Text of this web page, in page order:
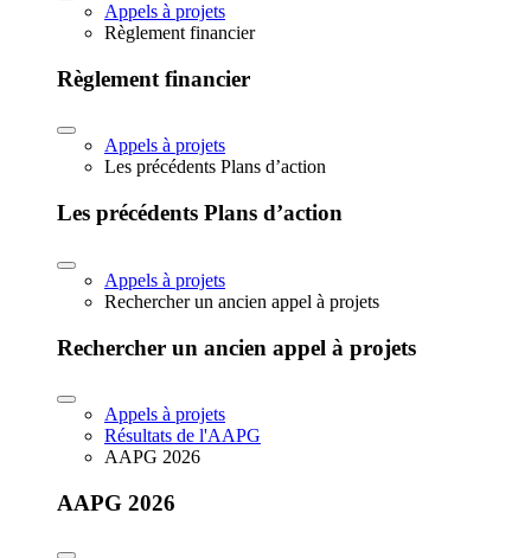
Appels à projets
Règlement financier
Règlement financier
Appels à projets
Les précédents Plans d’action
Les précédents Plans d’action
Appels à projets
Rechercher un ancien appel à projets
Rechercher un ancien appel à projets
Appels à projets
Résultats de l'AAPG
AAPG 2026
AAPG 2026